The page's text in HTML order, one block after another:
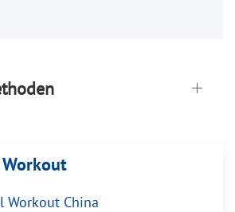
Workout China